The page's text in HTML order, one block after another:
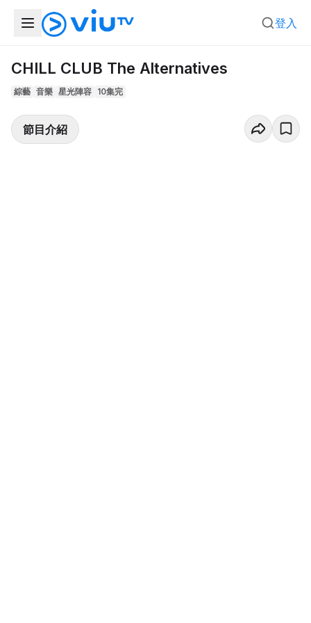
登入
CHILL CLUB The Alternatives
綜藝 音樂 星光陣容 10集完
節目介紹